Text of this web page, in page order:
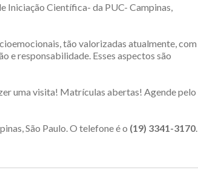
Iniciação Científica- da PUC- Campinas,
tão valorizadas atualmente, com
e responsabilidade. Esses aspectos são
uma visita! Matrículas abertas! Agende pelo
São Paulo. O telefone é o (19) 3341-3170